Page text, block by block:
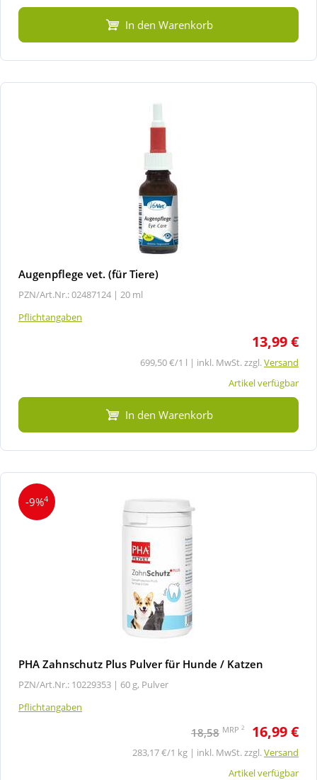
In den Warenkorb
Augenpflege vet. (für Tiere)
PZN/Art.Nr.: 02487124 | 20 ml
Pflichtangaben
13,99 €
699,50 €/1 l | inkl. MwSt. zzgl.Versand
Artikel verfügbar
In den Warenkorb
-9%4
PHA Zahnschutz Plus Pulver für Hunde / Katzen
PZN/Art.Nr.: 10229353 | 60 g, Pulver
Pflichtangaben
18,58 MRP 2 16,99 €
283,17 €/1 kg | inkl. MwSt. zzgl.Versand
Artikel verfügbar